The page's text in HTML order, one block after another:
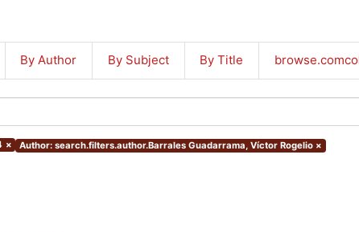
By Author By Subject By Title
× Author: search.filters.author.Barrales Guadarrama, Víctor Rogelio ×